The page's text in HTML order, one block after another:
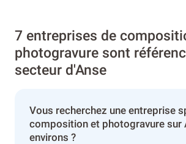
7 entreprises de
photogravure sont
secteur d'Anse
Vous recherchez une entreprise
composition et photogravure sur
environs ?